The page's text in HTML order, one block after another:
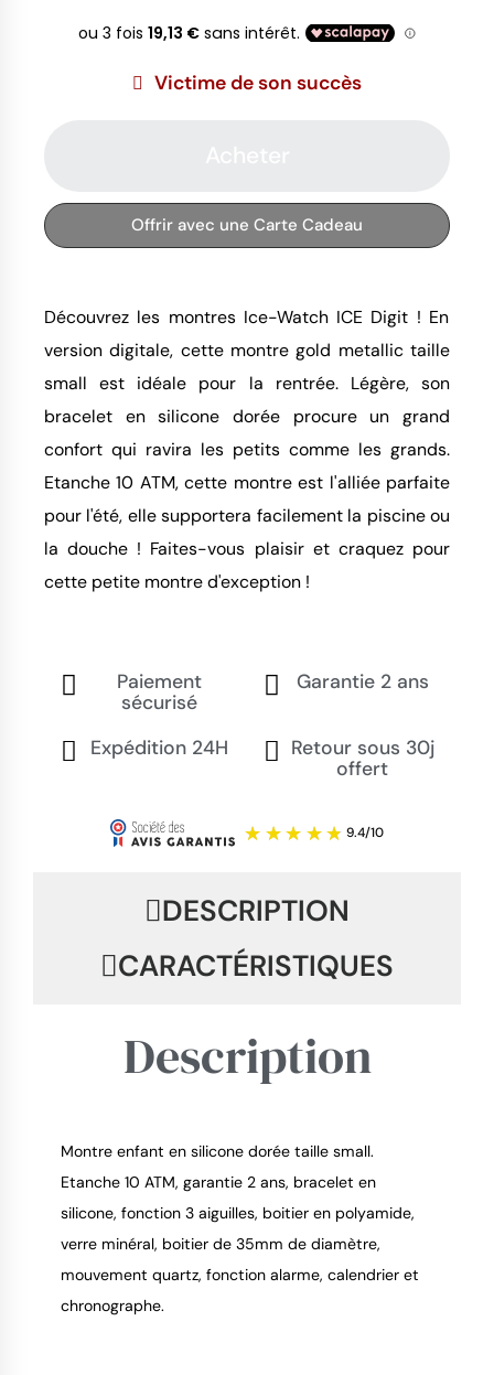
Victime de son succès
Offrir avec une Carte Cadeau
Découvrez les montres Ice-Watch ICE Digit ! En
version digitale, cette montre gold metallic taille
small est idéale pour la rentrée. Légère, son
bracelet en silicone dorée procure un grand
confort qui ravira les petits comme les grands.
Etanche 10 ATM, cette montre est l'alliée parfaite
pour l'été, elle supportera facilement la piscine ou
la douche ! Faites-vous plaisir et craquez pour
cette petite montre d'exception !
Paiement
sécurisé
Garantie 2 ans
Expédition 24H
Retour sous 30j
offert
DESCRIPTION
CARACTÉRISTIQUES
Description
Montre enfant en silicone dorée taille small.
Etanche 10 ATM, garantie 2 ans, bracelet en
silicone, fonction 3 aiguilles, boitier en polyamide,
verre minéral, boitier de 35mm de diamètre,
mouvement quartz, fonction alarme, calendrier et
chronographe.